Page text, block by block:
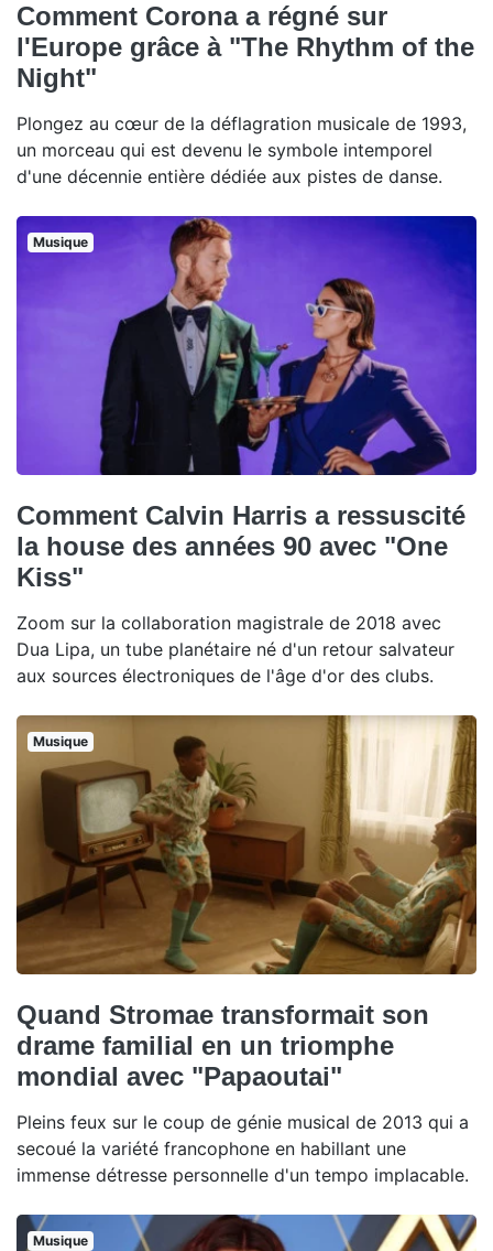
Comment Corona a régné sur
l'Europe grâce à "The Rhythm of the
Night"
Plongez au cœur de la déflagration musicale de 1993,
un morceau qui est devenu le symbole intemporel
d'une décennie entière dédiée aux pistes de danse.
Musique
Comment Calvin Harris a ressuscité
la house des années 90 avec "One
Kiss"
Zoom sur la collaboration magistrale de 2018 avec
Dua Lipa, un tube planétaire né d'un retour salvateur
aux sources électroniques de l'âge d'or des clubs.
Musique
Quand Stromae transformait son
drame familial en un triomphe
mondial avec "Papaoutai"
Pleins feux sur le coup de génie musical de 2013 qui a
secoué la variété francophone en habillant une
immense détresse personnelle d'un tempo implacable.
Musique